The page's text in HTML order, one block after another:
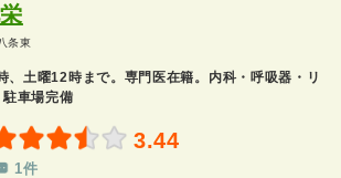
条東
、土曜12時まで。専門医在籍。内科・呼吸器・リ
車場完備
3.44
1件